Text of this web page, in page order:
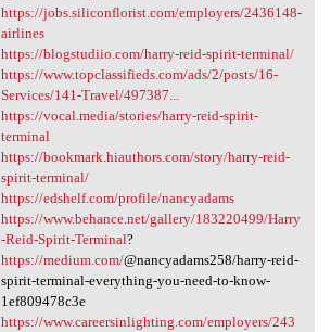
https://jobs.siliconflorist.com/employers/2436148-
airlines
https://blogstudiio.com/harry-reid-spirit-terminal/
https://www.topclassifieds.com/ads/2/posts/16-
Services/141-Travel/497387...
https://vocal.media/stories/harry-reid-spirit-
terminal
https://bookmark.hiauthors.com/story/harry-reid-
spirit-terminal/
https://edshelf.com/profile/nancyadams
https://www.behance.net/gallery/183220499/Harry
-Reid-Spirit-Terminal?
https://medium.com/@nancyadams258/harry-reid-
spirit-terminal-everything-you-need-to-know-
1ef809478c3e
https://www.careersinlighting.com/employers/243